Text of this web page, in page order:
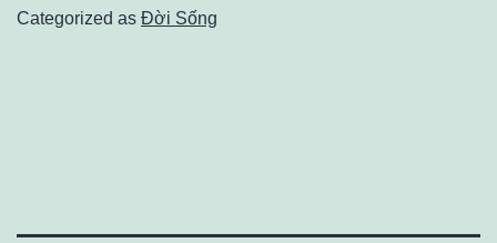
Categorized as Đời Sống